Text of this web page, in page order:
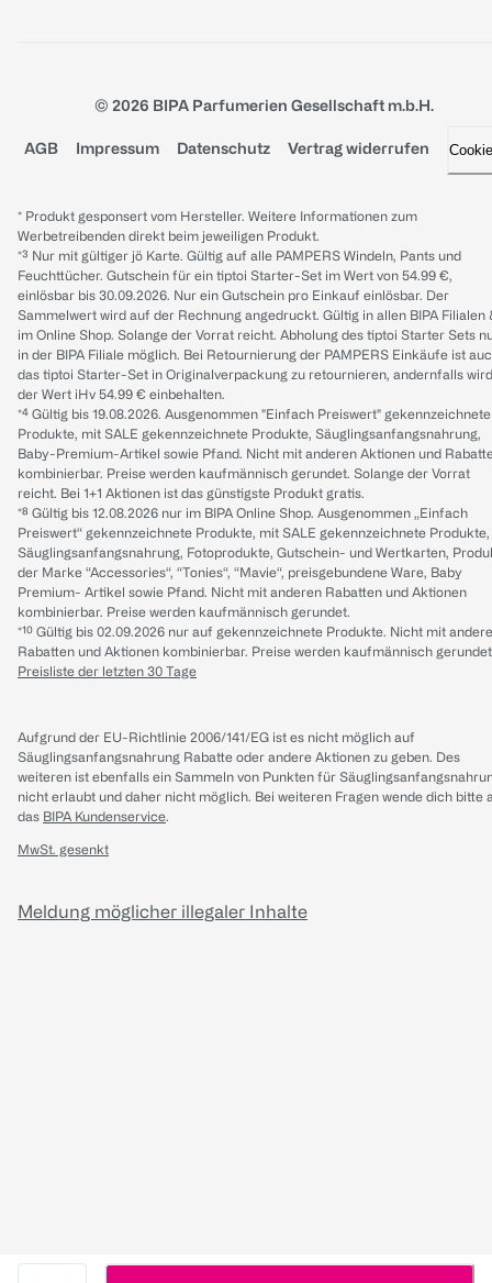
© 2026 BIPA Parfumerien Gesellschaft m.b.H.
AGB Impressum Datenschutz Vertrag widerrufen
* Produkt gesponsert vom Hersteller. Weitere Informationen zum
Werbetreibenden direkt beim jeweiligen Produkt.
*³ Nur mit gültiger jö Karte. Gültig auf alle PAMPERS Windeln, Pants und
Feuchttücher. Gutschein für ein tiptoi Starter-Set im Wert von 54.99 €,
einlösbar bis 30.09.2026. Nur ein Gutschein pro Einkauf einlösbar. Der
Sammelwert wird auf der Rechnung angedruckt. Gültig in allen BIPA Filialen
im Online Shop. Solange der Vorrat reicht. Abholung des tiptoi Starter Sets
in der BIPA Filiale möglich. Bei Retournierung der PAMPERS Einkäufe ist
das tiptoi Starter-Set in Originalverpackung zu retournieren, andernfalls wird
der Wert iHv 54.99 € einbehalten.
*⁴ Gültig bis 19.08.2026. Ausgenommen "Einfach Preiswert" gekennzeichnete
Produkte, mit SALE gekennzeichnete Produkte, Säuglingsanfangsnahrung,
Baby-Premium-Artikel sowie Pfand. Nicht mit anderen Aktionen und
kombinierbar. Preise werden kaufmännisch gerundet. Solange der Vorrat
reicht. Bei 1+1 Aktionen ist das günstigste Produkt gratis.
*⁸ Gültig bis 12.08.2026 nur im BIPA Online Shop. Ausgenommen „Einfach
Preiswert“ gekennzeichnete Produkte, mit SALE gekennzeichnete Produkte,
Säuglingsanfangsnahrung, Fotoprodukte, Gutschein- und Wertkarten,
der Marke “Accessories“, “Tonies“, “Mavie“, preisgebundene Ware, Baby
Premium- Artikel sowie Pfand. Nicht mit anderen Rabatten und Aktionen
kombinierbar. Preise werden kaufmännisch gerundet.
*¹⁰ Gültig bis 02.09.2026 nur auf gekennzeichnete Produkte. Nicht mit
Rabatten und Aktionen kombinierbar. Preise werden kaufmännisch
Preisliste der letzten 30 Tage
Aufgrund der EU-Richtlinie 2006/141/EG ist es nicht möglich auf
Säuglingsanfangsnahrung Rabatte oder andere Aktionen zu geben. Des
weiteren ist ebenfalls ein Sammeln von Punkten für
nicht erlaubt und daher nicht möglich. Bei weiteren Fragen wende dich bitte
das BIPA Kundenservice.
MwSt. gesenkt
Meldung möglicher illegaler Inhalte